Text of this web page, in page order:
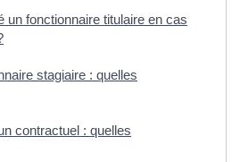
fonctionnaire titulaire en cas
stagiaire : quelles
contractuel : quelles